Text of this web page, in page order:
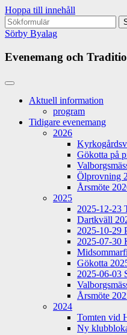
Hoppa till innehåll
Sök
efter:
Sörby Byalag
Evenemang och
Aktuell information
program
Tidigare evenemang
2026
Gökotta på
Ölprovning
Årsmöte
2025
2025-12-23
Dartkväll
2025-10-29
2025-07-30
Gökotta
2025-06-03
Årsmöte
2024
Tomten vid
Ny